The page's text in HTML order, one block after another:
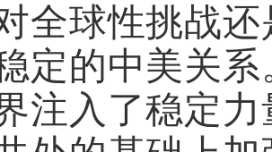
全球性挑战
定的中美关
注入了稳定